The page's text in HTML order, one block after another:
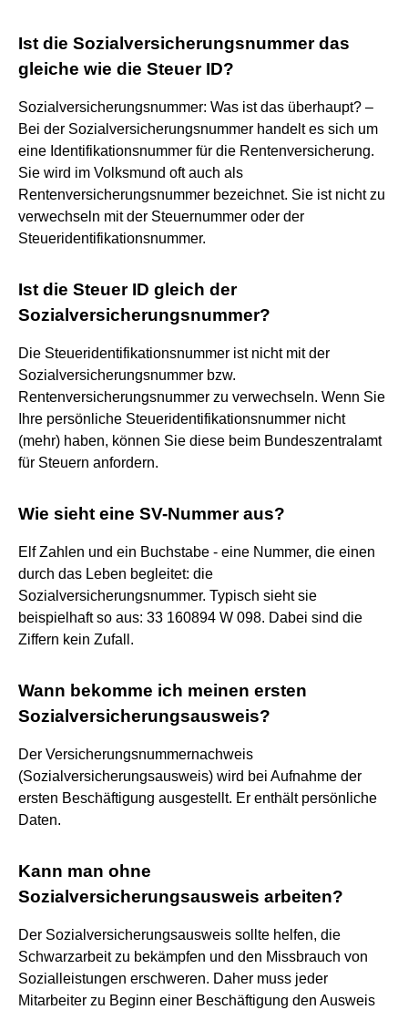
Ist die Sozialversicherungsnummer das
gleiche wie die Steuer ID?
Sozialversicherungsnummer: Was ist das überhaupt? –
Bei der Sozialversicherungsnummer handelt es sich um
eine Identifikationsnummer für die Rentenversicherung.
Sie wird im Volksmund oft auch als
Rentenversicherungsnummer bezeichnet. Sie ist nicht zu
verwechseln mit der Steuernummer oder der
Steueridentifikationsnummer.
Ist die Steuer ID gleich der
Sozialversicherungsnummer?
Die Steueridentifikationsnummer ist nicht mit der
Sozialversicherungsnummer bzw.
Rentenversicherungsnummer zu verwechseln. Wenn Sie
Ihre persönliche Steueridentifikationsnummer nicht
(mehr) haben, können Sie diese beim Bundeszentralamt
für Steuern anfordern.
Wie sieht eine SV-Nummer aus?
Elf Zahlen und ein Buchstabe - eine Nummer, die einen
durch das Leben begleitet: die
Sozialversicherungsnummer. Typisch sieht sie
beispielhaft so aus: 33 160894 W 098. Dabei sind die
Ziffern kein Zufall.
Wann bekomme ich meinen ersten
Sozialversicherungsausweis?
Der Versicherungsnummernachweis
(Sozialversicherungsausweis) wird bei Aufnahme der
ersten Beschäftigung ausgestellt. Er enthält persönliche
Daten.
Kann man ohne
Sozialversicherungsausweis arbeiten?
Der Sozialversicherungsausweis sollte helfen, die
Schwarzarbeit zu bekämpfen und den Missbrauch von
Sozialleistungen erschweren. Daher muss jeder
Mitarbeiter zu Beginn einer Beschäftigung den Ausweis